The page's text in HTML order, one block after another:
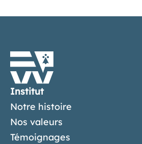
Institut
Notre histoire
Nos valeurs
Témoignages